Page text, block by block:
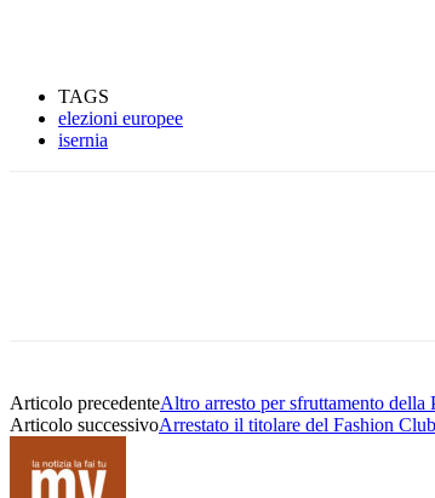
TAGS
elezioni europee
isernia
Articolo precedenteAltro arresto per sfruttamento
Articolo successivoArrestato il titolare del Fashion